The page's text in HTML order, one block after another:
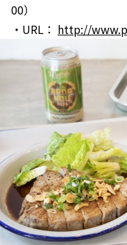
00）
・URL： http://